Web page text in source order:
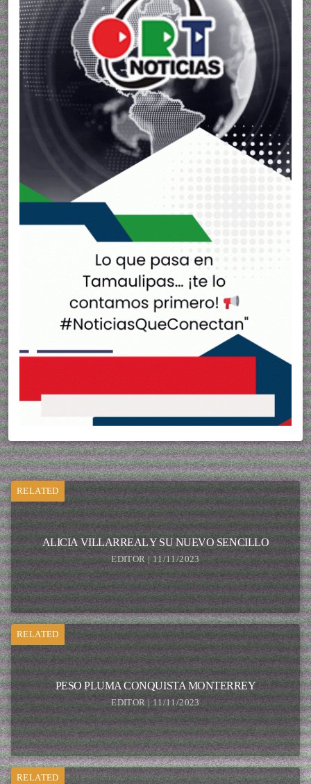
RELATED
ALICIA VILLARREAL Y SU NUEVO SENCILLO
EDITOR | 11/11/2023
RELATED
PESO PLUMA CONQUISTA MONTERREY
EDITOR | 11/11/2023
RELATED